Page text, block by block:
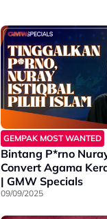
GEMPAK MOST WANTED
Bintang P*rno
Convert Agama
| GMW Specials
09/09/2025